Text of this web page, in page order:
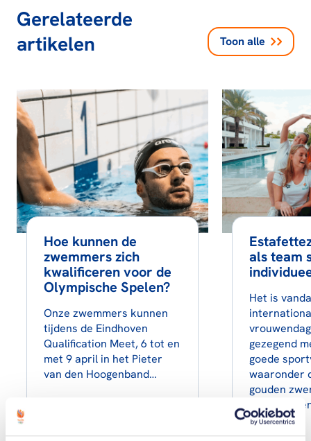
Gerelateerde
artikelen
Toon alle
Hoe kunnen de
zwemmers zich
kwalificeren voor de
Olympische Spelen?
Onze zwemmers kunnen
tijdens de Eindhoven
Qualification Meet, 6 tot en
met 9 april in het Pieter
van den Hoogenband…
als team
Het is
gezegend
goede
waaronder
gouden
Marrit